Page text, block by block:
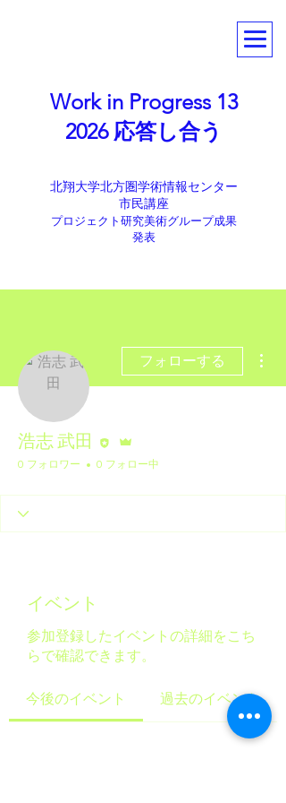
Work in Progress 13
2026 応答し合う
北翔大学北方圏学術情報センター
市民講座
​プロジェクト研究美術グループ成果
発表
フォローする
浩志 武田
0 フォロワー 0 フォロー中
イベント
参加登録したイベントの詳細をこち
らで確認できます。
今後のイベント 過去のイベント